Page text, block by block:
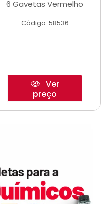
6 Gavetas Vermelho
Código: 58536
Ver
preço